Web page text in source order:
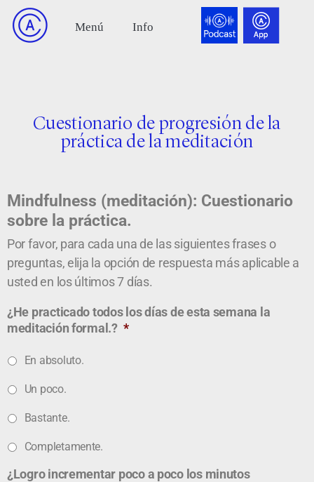
Cuestionario de progresión de la
práctica de la meditación
Mindfulness (meditación): Cuestionario
sobre la práctica.
Por favor, para cada una de las siguientes frases o
preguntas, elija la opción de respuesta más aplicable a
usted en los últimos 7 días.
¿He practicado todos los días de esta semana la
meditación formal.? *
En absoluto.
Un poco.
Bastante.
Completamente.
¿Logro incrementar poco a poco los minutos